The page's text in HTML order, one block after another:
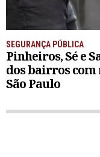
SEGURANÇA PÚBLICA
Pinheiros, Sé e
dos bairros
São Paulo